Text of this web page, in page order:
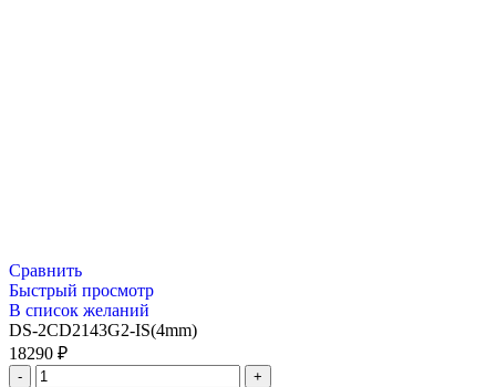
Сравнить
Быстрый просмотр
В список желаний
DS-2CD2143G2-IS(4mm)
18290 ₽